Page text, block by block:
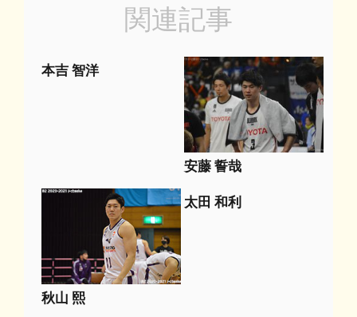
関連記事
本吉 智洋
安藤 誓哉
秋山 熙
太田 和利